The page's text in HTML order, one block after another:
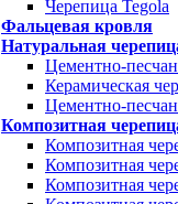
Черепица Tegola
Фальцевая кровля
Натуральная
Цементно-
Керамическая
Цементно-
Композитная
Композитная
Композитная
Композитная